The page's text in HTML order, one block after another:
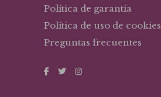
Política de garantía
Política de uso de cookies
Preguntas frecuentes